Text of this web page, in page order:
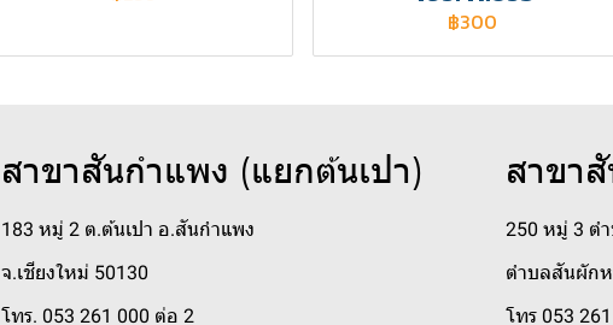
฿300
สาขาสันกำแพง (แยกต้นเปา)
183 หมู่ 2 ต.ต้นเปา อ.สันกำแพง
จ.เชียงใหม่ 50130
โทร. 053 261 000 ต่อ 2
สาขา
250 หมู่ 3 ต
ตำบลสันผักห
โทร 053